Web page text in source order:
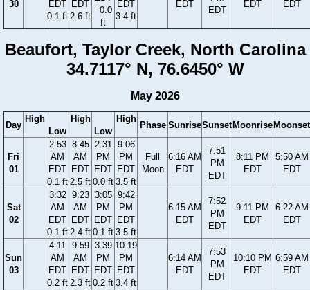
30
EDT
0.1 ft
EDT
2.6 ft
−0.0
ft
EDT
3.4 ft
EDT
EDT
EDT EDT
Beaufort, Taylor Creek, North Carolina
34.7117° N, 76.6450° W
May 2026
Day
High
Low
High
Low
High
Phase SunriseSunset Moonrise Moonset
Fri
01
2:53
AM
EDT
0.1 ft
8:45
AM
EDT
2.5 ft
2:31
PM
EDT
0.0 ft
9:06
PM
EDT
3.5 ft
Full
Moon
6:16 AM
EDT
7:51
PM
EDT
8:11 PM
EDT
5:50 AM
EDT
Sat
02
3:32
AM
EDT
0.1 ft
9:23
AM
EDT
2.4 ft
3:05
PM
EDT
0.1 ft
9:42
PM
EDT
3.5 ft
6:15 AM
EDT
7:52
PM
EDT
9:11 PM
EDT
6:22 AM
EDT
Sun
03
4:11
AM
EDT
0.2 ft
9:59
AM
EDT
2.3 ft
3:39
PM
EDT
0.2 ft
10:19
PM
EDT
3.4 ft
6:14 AM
EDT
7:53
PM
EDT
10:10 PM
EDT
6:59 AM
EDT